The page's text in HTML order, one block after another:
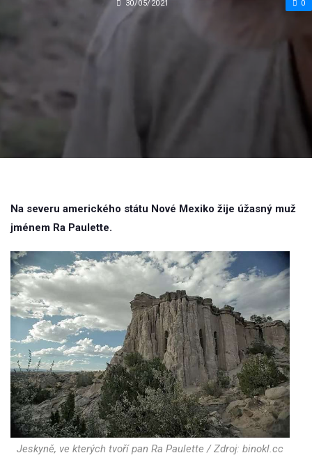
30/05/2021 0
Na severu amerického státu Nové Mexiko žije úžasný muž
jménem Ra Paulette.
Jeskyně, ve kterých tvoří pan Ra Paulette / Zdroj: binokl.cc